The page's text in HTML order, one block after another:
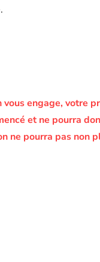
vous engage, votre
et ne pourra
ne pourra pas non